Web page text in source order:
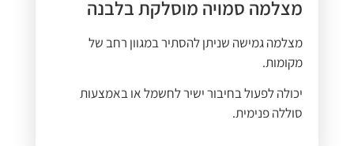
מצלמה סמויה מוסלקת בלבנה
מצלמה גמישה שניתן להסתיר במגוון רחב של
מקומות.
יכולה לפעול בחיבור ישיר לחשמל או באמצעות
סוללה פנימית.